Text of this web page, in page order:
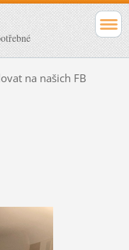
na našich FB